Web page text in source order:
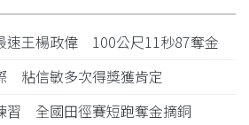
速王楊政偉 100公尺11秒87奪金
粘信敏多次得獎獲肯定
習 全國田徑賽短跑奪金摘銅